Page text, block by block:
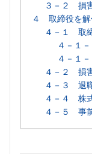
３－２ 損
４ 取締役を解
４－１ 取
４－１
４－１
４－２ 損
４－３ 退
４－４ 株
４－５ 事